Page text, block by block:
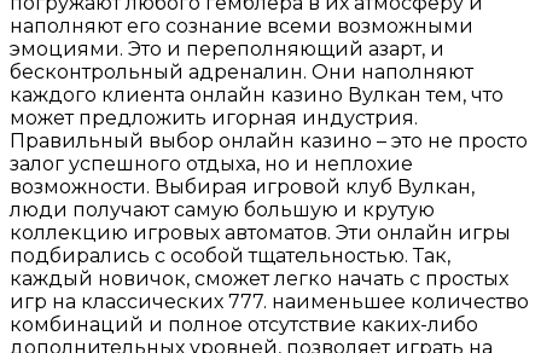
наполняют его сознание всеми возможными
эмоциями. Это и переполняющий азарт, и
бесконтрольный адреналин. Они наполняют
каждого клиента онлайн казино Вулкан тем, что
может предложить игорная индустрия.
Правильный выбор онлайн казино – это не просто
залог успешного отдыха, но и неплохие
возможности. Выбирая игровой клуб Вулкан,
люди получают самую большую и крутую
коллекцию игровых автоматов. Эти онлайн игры
подбирались с особой тщательностью. Так,
каждый новичок, сможет легко начать с простых
игр на классических 777. наименьшее количество
комбинаций и полное отсутствие каких-либо
дополнительных уровней, позволяет играть на